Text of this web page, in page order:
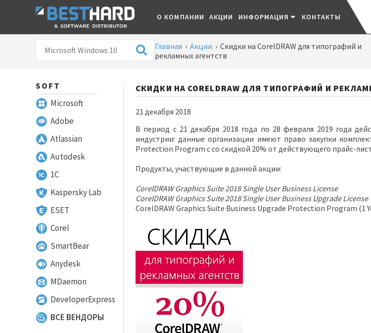
О КОМПАНИИ АКЦИИ ИНФОРМАЦИЯ КОНТАКТЫ
Главная › Акции › Скидки на CorelDRAW для типографий и
рекламных агентств
SOFT
Microsoft
Adobe
Atlassian
Autodesk
1С
Kaspersky Lab
ESET
Corel
SmartBear
Anydesk
MDaemon
DeveloperExpress
ВСЕ ВЕНДОРЫ
СКИДКИ НА CORELDRAW ДЛЯ ТИПОГРАФИЙ И
21 декабря 2018
В период с 21 декабря 2018 года по 28 февраля 2019 года
индустрии: данные организации имеют право закупки
Protection Program с со скидкой 20% от действующего прайс-
Продукты, участвующие в данной акции:
CorelDRAW Graphics Suite 2018 Single User Business License
CorelDRAW Graphics Suite 2018 Single User Business Upgrade License
CorelDRAW Graphics Suite Business Upgrade Protection Program (1